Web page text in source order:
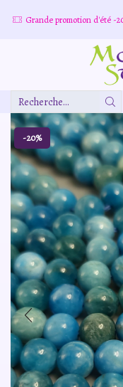
Zone
De
Saisie
De
Recherche
-20%